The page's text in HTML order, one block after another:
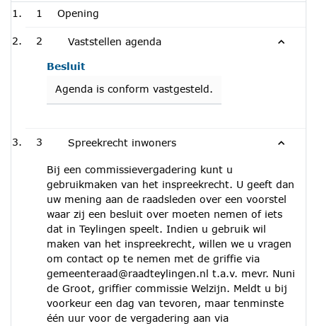
1 Opening
2 Vaststellen agenda
Besluit
Agenda is conform vastgesteld.
3 Spreekrecht inwoners
Bij een commissievergadering kunt u
gebruikmaken van het inspreekrecht. U geeft dan
uw mening aan de raadsleden over een voorstel
waar zij een besluit over moeten nemen of iets
dat in Teylingen speelt. Indien u gebruik wil
maken van het inspreekrecht, willen we u vragen
om contact op te nemen met de griffie via
gemeenteraad@raadteylingen.nl t.a.v. mevr. Nuni
de Groot, griffier commissie Welzijn. Meldt u bij
voorkeur een dag van tevoren, maar tenminste
één uur voor de vergadering aan via